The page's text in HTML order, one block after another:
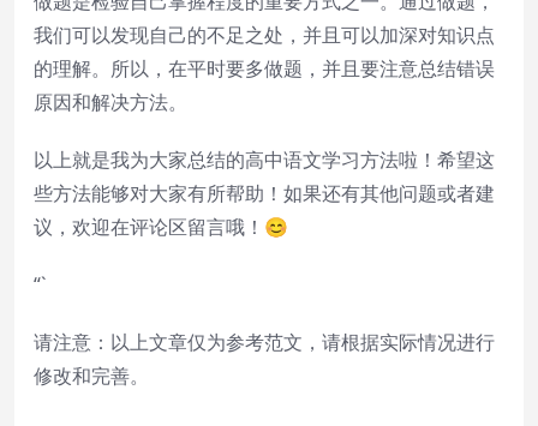
我们可以发现自己的不足之处，并且可以加深对知识点
的理解。所以，在平时要多做题，并且要注意总结错误
原因和解决方法。
以上就是我为大家总结的高中语文学习方法啦！希望这
些方法能够对大家有所帮助！如果还有其他问题或者建
议，欢迎在评论区留言哦！😊
“`
请注意：以上文章仅为参考范文，请根据实际情况进行
修改和完善。